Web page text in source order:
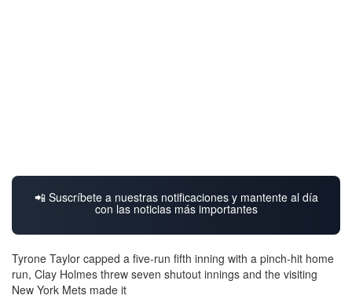
📲 Suscríbete a nuestras notificaciones y mantente al día
con las noticias más importantes
Tyrone Taylor capped a five-run fifth inning with a pinch-hit home
run, Clay Holmes threw seven shutout innings and the visiting
New York Mets made it